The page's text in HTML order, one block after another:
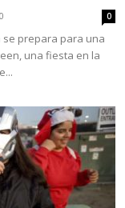
0
se prepara para una
una fiesta en la